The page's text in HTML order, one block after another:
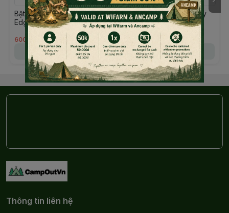
Bật Lửa Soto Micro Torch
Edge , ST-489
600.000đ
Chọn mua
Dao xếp Opinel No.7 My
First Opinel
599.000đ
Chọn mua
Thông tin liên hệ